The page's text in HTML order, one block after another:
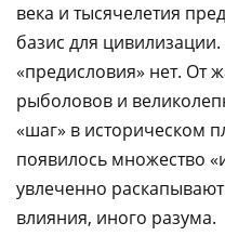
века и тысячелетия
базис для
«предисловия» нет. От
рыболовов и
«шаг» в историческом
появилось множество
увлеченно
влияния, иного разума.